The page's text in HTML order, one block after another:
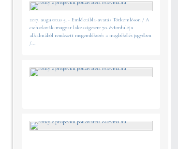
2017. augusztus 5. - Emléktábla-avatás Tótkomlóson / A
csehszlovák-magyar lakosságcsere 70. évfordulója
alkalmából rendezett megemlékezés a megbékélés jegyében
/...